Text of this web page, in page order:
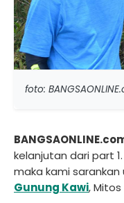
foto:
kelanjutan dari part
maka kami
Gunung Kawi,